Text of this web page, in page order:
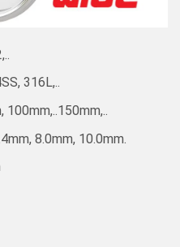
316L,..
8.0mm, 10.0mm.